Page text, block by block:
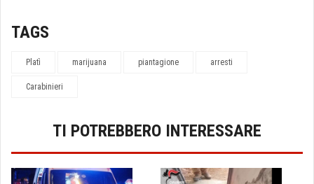
TAGS
Platì marijuana piantagione arresti
Carabinieri
TI POTREBBERO INTERESSARE